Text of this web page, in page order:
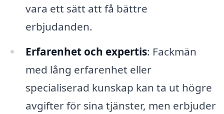
vara ett sätt att få bättre
erbjudanden.
Erfarenhet och expertis: Fackmän
med lång erfarenhet eller
specialiserad kunskap kan ta ut högre
avgifter för sina tjänster, men erbjuder